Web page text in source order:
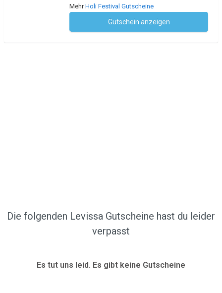
MehrHoli Festival Gutscheine
Gutschein anzeigen
Die folgenden Levissa Gutscheine hast du leider
verpasst
Es tut uns leid. Es gibt keine Gutscheine